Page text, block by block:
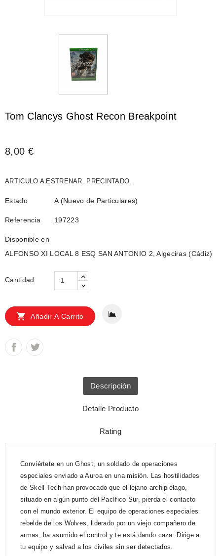
Tom Clancys Ghost Recon Breakpoint
8,00 €
ARTICULO A ESTRENAR. PRECINTADO.
Estado A (Nuevo de Particulares)
Referencia 197223
Disponible en
ALFONSO XI LOCAL 8 ESQ SAN ANTONIO 2, Algeciras (Cádiz)
Cantidad
 Añadir A Carrito
Descripción
Detalle Producto
Rating
Conviértete en un Ghost, un soldado de operaciones
especiales enviado a Auroa en una misión. Las hostilidades
de Skell Tech han provocado que el lejano archipiélago,
situado en algún punto del Pacífico Sur, pierda el contacto
con el mundo exterior. El equipo de operaciones especiales
rebelde de los Wolves, liderado por un viejo compañero de
armas, ha asumido el control y te está dando caza. Dirige a
tu equipo y salvad a los civiles sin ser detectados.